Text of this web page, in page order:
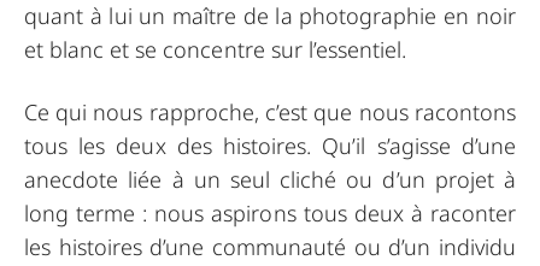
quant à lui un maître de la photographie en noir
et blanc et se concentre sur l’essentiel.
Ce qui nous rapproche, c’est que nous racontons
tous les deux des histoires. Qu’il s’agisse d’une
anecdote liée à un seul cliché ou d’un projet à
long terme : nous aspirons tous deux à raconter
les histoires d’une communauté ou d’un individu